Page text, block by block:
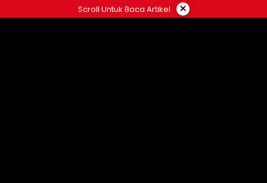
ke
Scroll Untuk Baca Artikel ×